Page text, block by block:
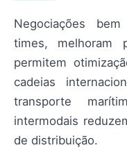
Negociações
times, melhoram
permitem
cadeias
transporte
intermodais
de distribuição.